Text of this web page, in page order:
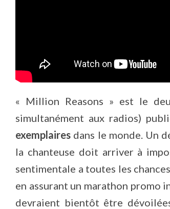
« Million Reasons » est le
simultanément aux radios)
exemplaires dans le monde. Un
la chanteuse doit arriver à
sentimentale a toutes les
en assurant un marathon promo
devraient bientôt être